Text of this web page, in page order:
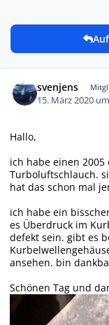
svenjens
15. März 2020
Hallo,
ich habe einen
Turboluftschlauch.
hat das schon mal
ich habe ein
es Überdruck im
defekt sein. gibt es
ansehen. bin
Schönen Tag und